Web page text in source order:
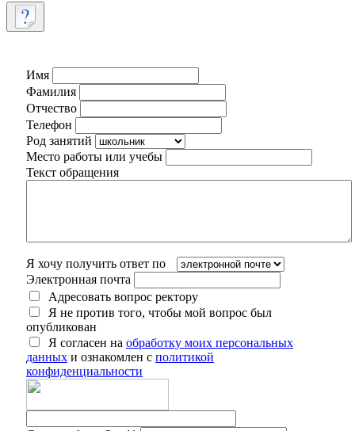
Имя
Фамилия
Отчество
Телефон
Род занятий
Место работы или учебы
Текст обращения
Я хочу получить ответ по
Электронная почта
Адресовать вопрос ректору
Я не против того, чтобы мой вопрос был
опубликован
Я согласен на обработку моих персональных
данных и ознакомлен с политикой
конфиденциальности